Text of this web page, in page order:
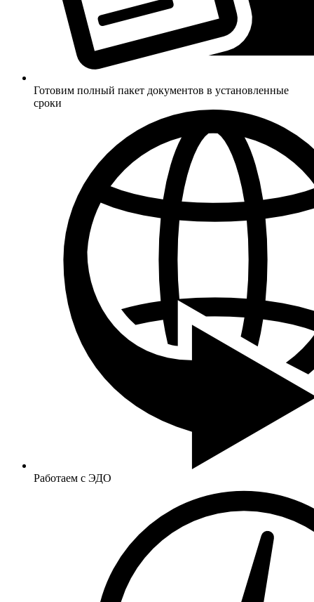
Готовим полный пакет документов в установленные
сроки
Работаем с ЭДО